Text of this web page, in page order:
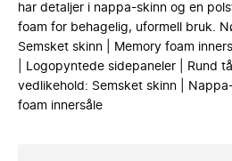
har detaljer i nappa-skinn og en
foam for behagelig, uformell bruk.
Semsket skinn | Memory foam
| Logopyntede sidepaneler | Rund
vedlikehold: Semsket skinn |
foam innersåle